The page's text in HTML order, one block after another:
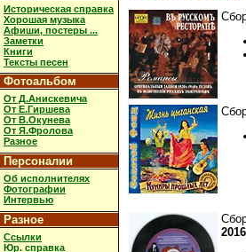
Историческая справка
Хорошая музыка
Афиши, постеры ...
Заметки
Книги
Тексты песен
Фотоальбом
От Д.Анискевича
От Е.Гиршева
От В.Окунева
От Я.Фролова
Разное
Персоналии
Об исполнителях
Фотографии
Интервью
Разное
Ссылки
Юр. справка